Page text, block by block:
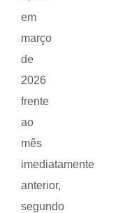
em
março
de
2026
frente
ao
mês
imediatamente
anterior,
segundo